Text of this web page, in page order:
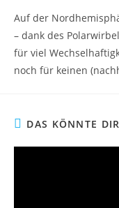
Auf der
– dank des
für viel
noch für keinen
DAS KÖNNTE